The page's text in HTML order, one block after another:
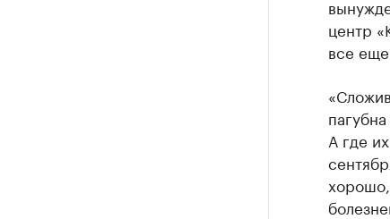
центр
все
А где